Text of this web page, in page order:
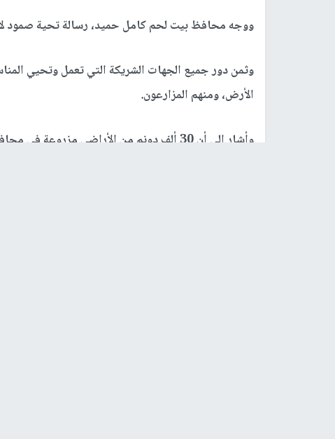
ووجه محافظ بيت لحم كامل حميد، رسالة تحية صمود
وثمن دور جميع الجهات الشريكة التي تعمل وتحيي
الأرض، ومنهم المزارعون.
وأشار الى أن 30 ألف دونم من الأراضي